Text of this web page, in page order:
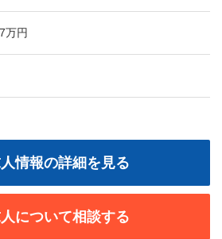
万円
情報の詳細を見る
について相談する